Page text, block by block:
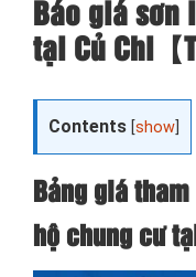
Báo giá
tại Củ Chi【
Contents [show
Bảng giá
hộ chung cư